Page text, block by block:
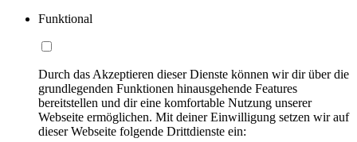
Funktional
Durch das Akzeptieren dieser Dienste können wir dir über die
grundlegenden Funktionen hinausgehende Features
bereitstellen und dir eine komfortable Nutzung unserer
Webseite ermöglichen. Mit deiner Einwilligung setzen wir auf
dieser Webseite folgende Drittdienste ein: